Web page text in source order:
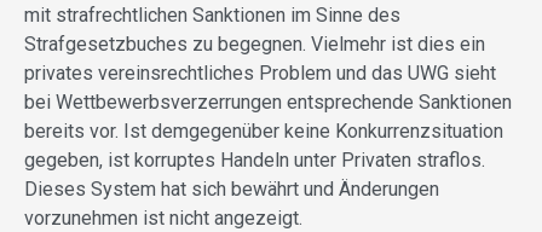
mit strafrechtlichen Sanktionen im Sinne des
Strafgesetzbuches zu begegnen. Vielmehr ist dies ein
privates vereinsrechtliches Problem und das UWG sieht
bei Wettbewerbsverzerrungen entsprechende Sanktionen
bereits vor. Ist demgegenüber keine Konkurrenzsituation
gegeben, ist korruptes Handeln unter Privaten straflos.
Dieses System hat sich bewährt und Änderungen
vorzunehmen ist nicht angezeigt.